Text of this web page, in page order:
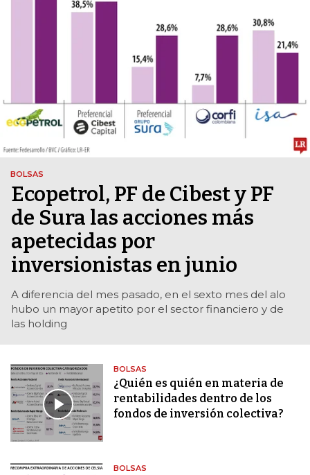
BOLSAS
Ecopetrol, PF de Cibest y PF
de Sura las acciones más
apetecidas por
inversionistas en junio
A diferencia del mes pasado, en el sexto mes del alo
hubo un mayor apetito por el sector financiero y de
las holding
BOLSAS
¿Quién es quién en materia de
rentabilidades dentro de los
fondos de inversión colectiva?
BOLSAS